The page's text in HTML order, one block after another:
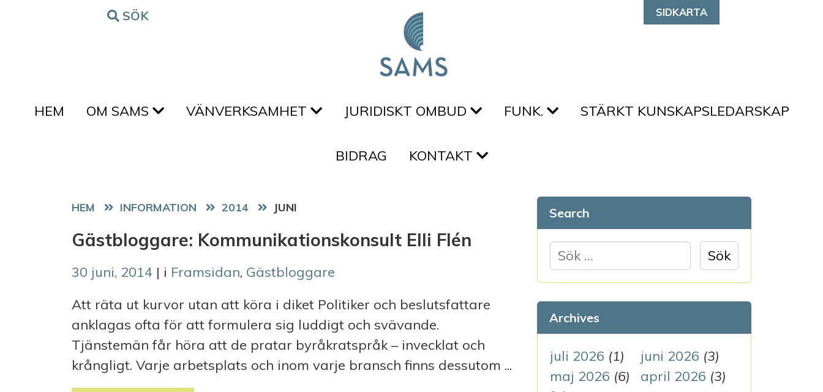
Hoppa till innehålletSÖK SIDKARTA
HEM OM SAMS VÄNVERKSAMHET JURIDISKT OMBUD FUNK. STÄRKT KUNSKAPSLEDARSKAP
BIDRAG KONTAKT
HEM 2014 JUNI
Gästbloggare: Kommunikationskonsult Elli Flén
30 juni, 2014 | i Framsidan, Gästbloggare
Att räta ut kurvor utan att köra i diket Politiker och beslutsfattare
anklagas ofta för att formulera sig luddigt och svävande.
Tjänstemän får höra att de pratar byråkratspråk – invecklat och
krångligt. Varje arbetsplats och inom varje bransch finns dessutom ...
Search
ö
e
f
t
e
Archives
juli 2026 (1) juni 2026 (3)
maj 2026 (6) april 2026 (3)